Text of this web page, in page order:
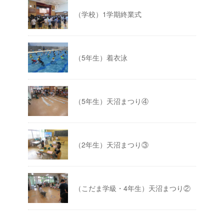
（学校）1学期終業式
（5年生）着衣泳
（5年生）天沼まつり④
（2年生）天沼まつり③
（こだま学級・4年生）天沼まつり②